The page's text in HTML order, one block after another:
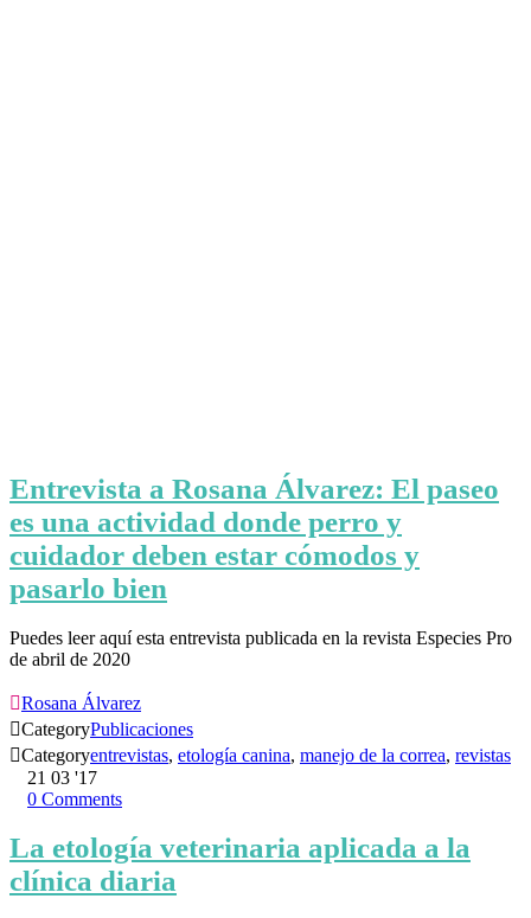
Entrevista a Rosana Álvarez: El paseo
es una actividad donde perro y
cuidador deben estar cómodos y
pasarlo bien
Puedes leer aquí esta entrevista publicada en la revista Especies Pro
de abril de 2020
Rosana Álvarez
CategoryPublicaciones
Categoryentrevistas, etología canina, manejo de la correa, revistas
21 03 '17
0 Comments
La etología veterinaria aplicada a la
clínica diaria